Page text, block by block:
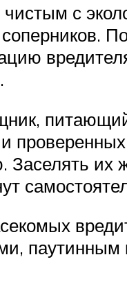
с
их